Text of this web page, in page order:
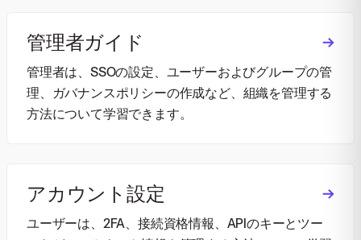
管理者ガイド
管理者は、SSOの設定、ユーザーおよびグループの管
理、ガバナンスポリシーの作成など、組織を管理する
方法について学習できます。
アカウント設定
ユーザーは、2FA、接続資格情報、APIのキーとツー